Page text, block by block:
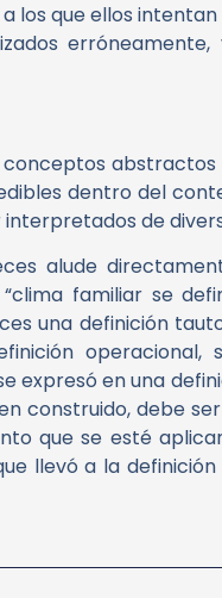
los que ellos
abstractos
dentro del
de
alude
familiar se
una definición
expresó en una
construido, debe
que se esté
llevó a la